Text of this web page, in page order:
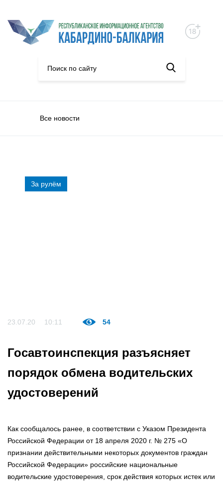
Все новости
За рулём
23.07.20 10:11 54
Госавтоинспекция разъясняет
порядок обмена водительских
удостоверений
Как сообщалось ранее, в соответствии с Указом Президента
Российской Федерации от 18 апреля 2020 г. № 275 «О
признании действительными некоторых документов граждан
Российской Федерации» российские национальные
водительские удостоверения, срок действия которых истек или